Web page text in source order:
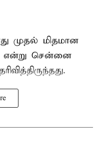
முதல் மிதமான
என்று சென்னை